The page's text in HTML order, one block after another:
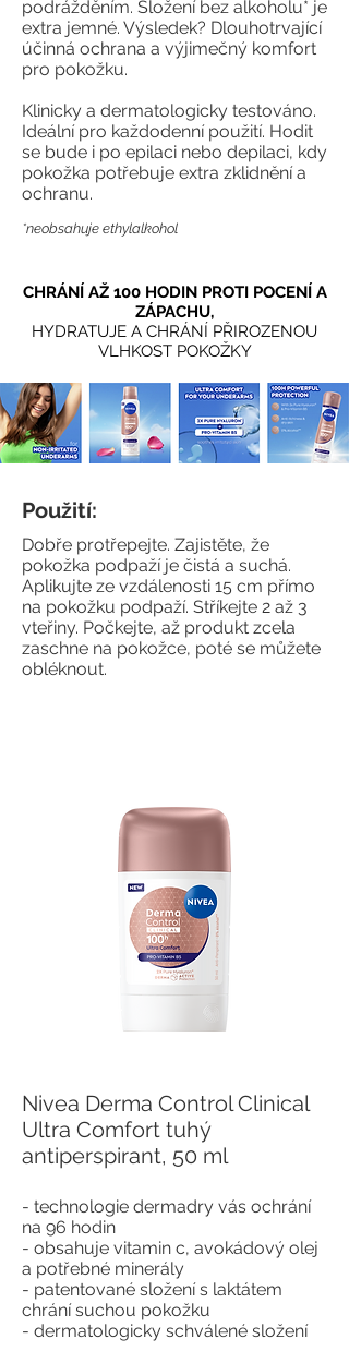
podrážděním. Složení bez alkoholu* je
extra jemné. Výsledek? Dlouhotrvající
účinná ochrana a výjimečný komfort
pro pokožku.
Klinicky a dermatologicky testováno.
Ideální pro každodenní použití. Hodit
se bude i po epilaci nebo depilaci, kdy
pokožka potřebuje extra zklidnění a
ochranu.
*neobsahuje ethylalkohol
CHRÁNÍ AŽ 100 HODIN PROTI POCENÍ A
ZÁPACHU,
HYDRATUJE A CHRÁNÍ PŘIROZENOU
VLHKOST POKOŽKY
Použití:
Dobře protřepejte. Zajistěte, že
pokožka podpaží je čistá a suchá.
Aplikujte ze vzdálenosti 15 cm přímo
na pokožku podpaží. Stříkejte 2 až 3
vteřiny. Počkejte, až produkt zcela
zaschne na pokožce, poté se můžete
obléknout.
Nivea Derma Control Clinical
Ultra Comfort tuhý
antiperspirant, 50 ml
- technologie dermadry vás ochrání
na 96 hodin
- obsahuje vitamin c, avokádový olej
a potřebné minerály
- patentované složení s laktátem
chrání suchou pokožku
- dermatologicky schválené složení